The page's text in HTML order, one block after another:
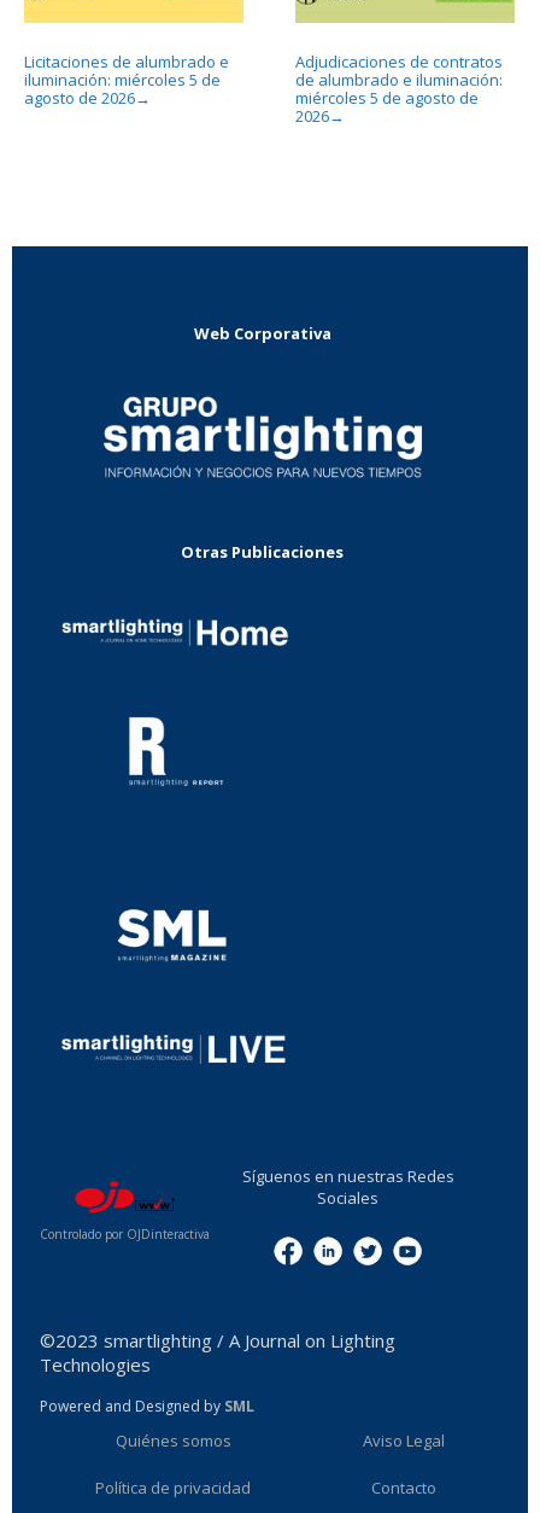
Licitaciones de alumbrado e
iluminación: miércoles 5 de
agosto de 2026→
Adjudicaciones de contratos
de alumbrado e iluminación:
miércoles 5 de agosto de
2026→
Web Corporativa
Otras Publicaciones
Controlado por OJDinteractiva
Síguenos en nuestras Redes
Sociales
©2023 smartlighting / A Journal on Lighting
Technologies
Powered and Designed by SML
Quiénes somos Aviso Legal
Política de privacidad Contacto